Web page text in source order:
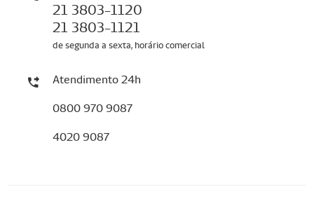
21 3803-1120
21 3803-1121
de segunda a sexta, horário comercial
Atendimento 24h
0800 970 9087
4020 9087